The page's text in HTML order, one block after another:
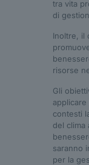
tra vita
di
Inoltre, il
risorse
Gli
contesti
del clima
saranno
per la